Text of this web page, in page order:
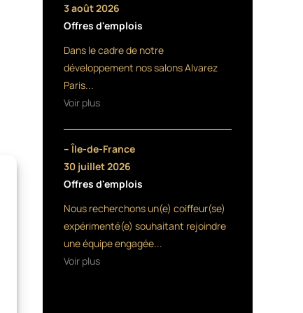
3 août 2026
Offres d'emplois
Dans le cadre de notre
développement nos salons Alvarez
Paris...
Voir plus
– Île-de-France
30 juillet 2026
Offres d'emplois
Nous recherchons un(e) coiffeur(se)
expérimenté(e) souhaitant rejoindre
une équipe engagée...
Voir plus